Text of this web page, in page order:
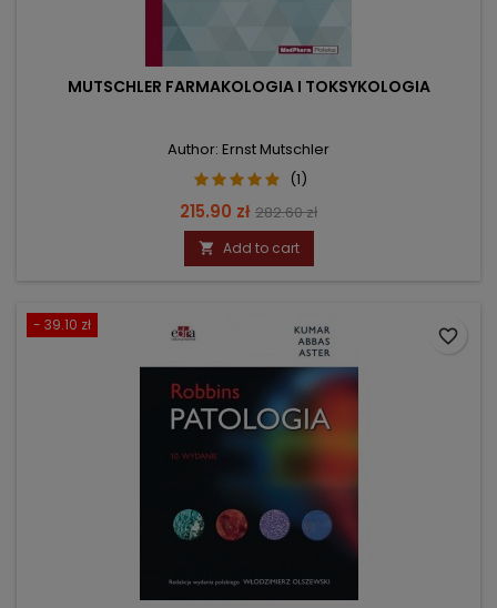
MUTSCHLER FARMAKOLOGIA I TOKSYKOLOGIA
Author: Ernst Mutschler
(1)
Price
215.90 zł Regular
price
282.60 zł
 Add to cart
- 39.10 zł
favorite_border